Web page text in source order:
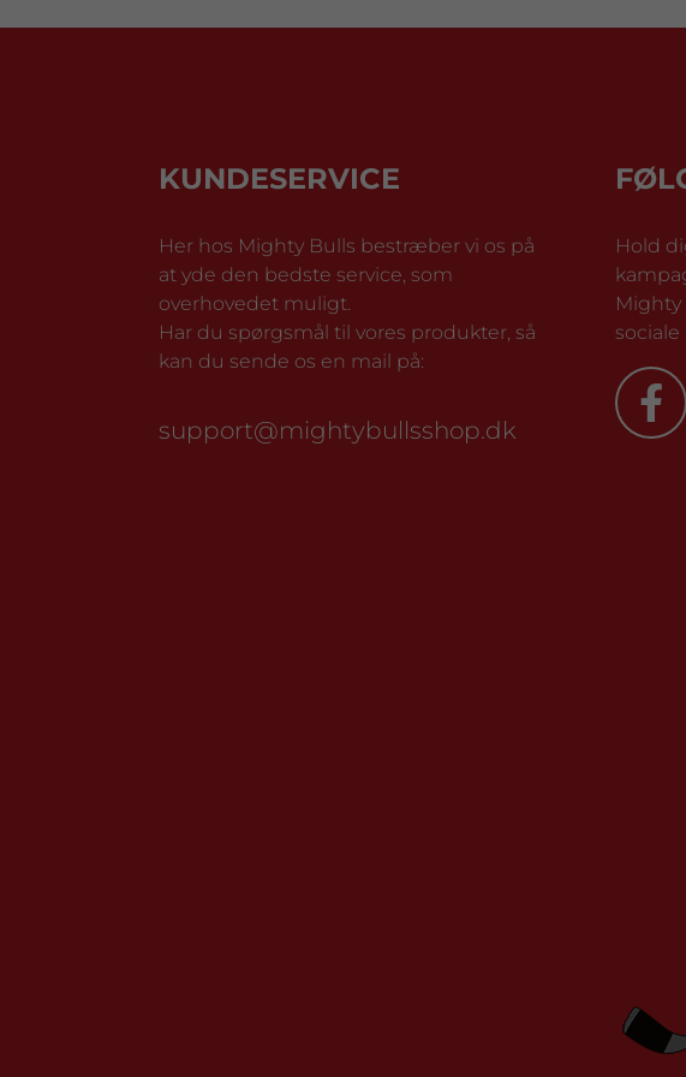
KUNDESERVICE
Her hos Mighty Bulls bestræber vi os på
at yde den bedste service, som
overhovedet muligt.
Har du spørgsmål til vores produkter, så
kan du sende os en mail på:
support@mightybullsshop.dk
Hold
Mighty